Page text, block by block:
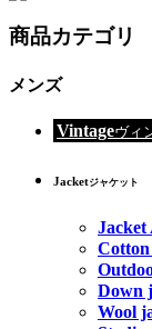
商品カテゴリ
メンズ
Vintageヴィ
Jacketジャケット
Jacket
Down
Wool